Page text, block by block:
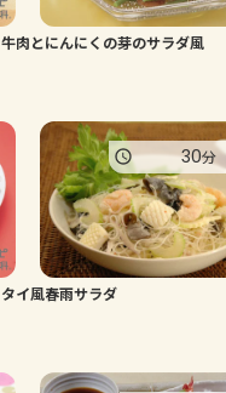
牛肉とにんにくの芽のサラダ風
タイ風春雨サラダ
30分